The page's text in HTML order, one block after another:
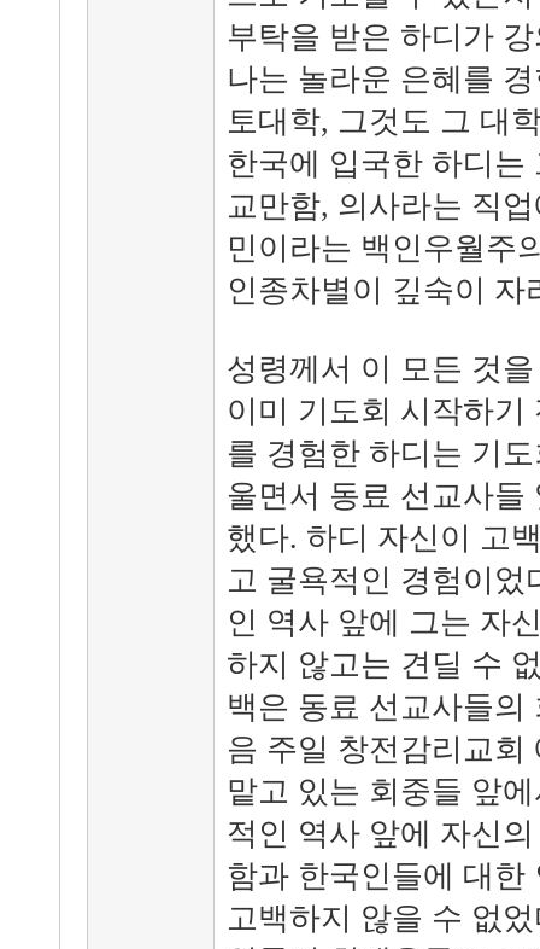
부탁을 받은 하디가
나는 놀라운 은혜를
토대학, 그것도 그 대
한국에 입국한 하디는
교만함, 의사라는 직
민이라는 백인우월주
인종차별이 깊숙이 자
성령께서 이 모든 것
이미 기도회 시작하기
를 경험한 하디는 기
울면서 동료 선교사들
했다. 하디 자신이 고
고 굴욕적인 경험이었
인 역사 앞에 그는 자
하지 않고는 견딜 수
백은 동료 선교사들의
음 주일 창전감리교회
맡고 있는 회중들 앞
적인 역사 앞에 자신
함과 한국인들에 대한
고백하지 않을 수 없